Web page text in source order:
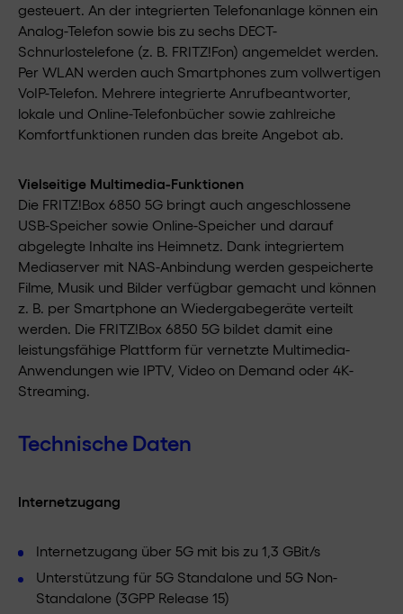
gesteuert. An der integrierten Telefonanlage können ein
Analog-Telefon sowie bis zu sechs DECT-
Schnurlostelefone (z. B. FRITZ!Fon) angemeldet werden.
Per WLAN werden auch Smartphones zum vollwertigen
VoIP-Telefon. Mehrere integrierte Anrufbeantworter,
lokale und Online-Telefonbücher sowie zahlreiche
Komfortfunktionen runden das breite Angebot ab.
Vielseitige Multimedia-Funktionen
Die FRITZ!Box 6850 5G bringt auch angeschlossene
USB-Speicher sowie Online-Speicher und darauf
abgelegte Inhalte ins Heimnetz. Dank integriertem
Mediaserver mit NAS-Anbindung werden gespeicherte
Filme, Musik und Bilder verfügbar gemacht und können
z. B. per Smartphone an Wiedergabegeräte verteilt
werden. Die FRITZ!Box 6850 5G bildet damit eine
leistungsfähige Plattform für vernetzte Multimedia-
Anwendungen wie IPTV, Video on Demand oder 4K-
Streaming.
Technische Daten
Internetzugang
Internetzugang über 5G mit bis zu 1,3 GBit/s
Unterstützung für 5G Standalone und 5G Non-
Standalone (3GPP Release 15)